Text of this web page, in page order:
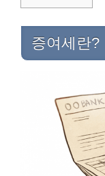
증여세란?